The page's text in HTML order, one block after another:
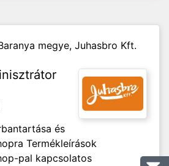
megye, Juhasbro Kft.
és
Termékleírások
pal kapcsolatos